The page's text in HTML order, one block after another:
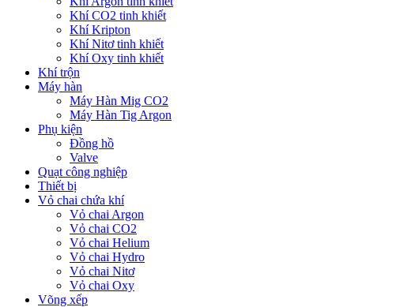
Khí CO2 tinh khiết
Khí Kripton
Khí Nitơ tinh khiết
Khí Oxy tinh khiết
Khí trộn
Máy hàn
Máy Hàn Mig CO2
Máy Hàn Tig Argon
Phụ kiện
Đồng hồ
Valve
Quạt công nghiệp
Thiết bị
Vỏ chai chứa khí
Vỏ chai Argon
Vỏ chai CO2
Vỏ chai Helium
Vỏ chai Hydro
Vỏ chai Nitơ
Vỏ chai Oxy
Võng xếp